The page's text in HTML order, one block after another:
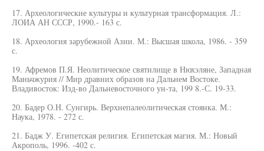
17. Археологические культуры и культурная трансформация. Л.:
ЛОИА АН СССР, 1990.- 163 с.
18. Археология зарубежной Азии. М.: Высшая школа, 1986. - 359
с.
19. Афремов П.Я. Неолитическое святилище в Нюхэляне, Западная
Маньчжурия // Мир дравних образов на Дальнем Востоке.
Владивосток: Изд-во Дальневосточного ун-та, 199 8.-С. 19-33.
20. Бадер О.Н. Сунгирь. Верхнепалеолитическая стоянка. М.:
Наука, 1978. - 272 с.
21. Бадж У. Египетская религия. Египетская магия. М.: Новый
Акрополь, 1996. -402 с.